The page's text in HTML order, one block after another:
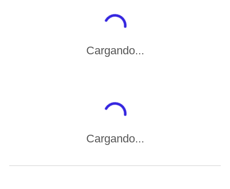
Cargando...
Cargando...